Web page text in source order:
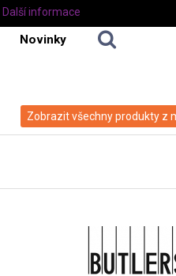
Novinky
Zobrazit všechny produkty z
Další informace